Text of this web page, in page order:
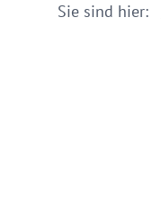
Sie sind hier: